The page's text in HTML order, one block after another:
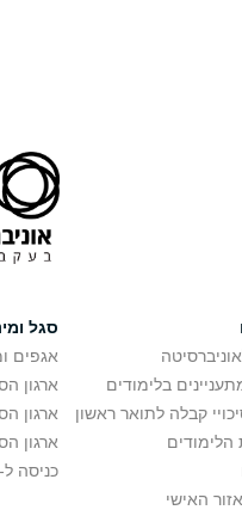
בלימודים
קבלה לתואר ראשון
הלימודים
האישי
סגל
אגפים
ארגון
ארגון
ארגון
כניסה ל-My Tau